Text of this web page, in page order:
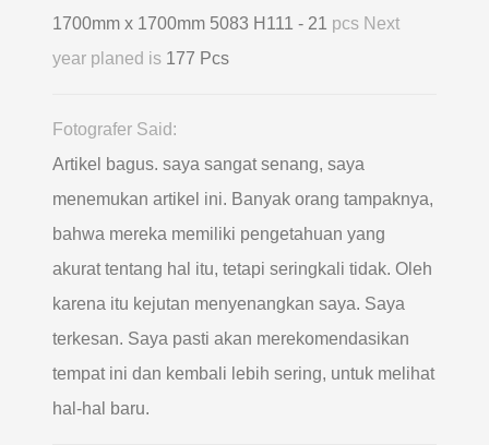
1700mm x 1700mm 5083 H111 - 21 pcs Next
year planed is 177 Pcs
Fotografer Said:
Artikel bagus. saya sangat senang, saya
menemukan artikel ini. Banyak orang tampaknya,
bahwa mereka memiliki pengetahuan yang
akurat tentang hal itu, tetapi seringkali tidak. Oleh
karena itu kejutan menyenangkan saya. Saya
terkesan. Saya pasti akan merekomendasikan
tempat ini dan kembali lebih sering, untuk melihat
hal-hal baru.